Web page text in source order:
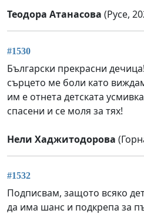
Теодора Атанасова (Русе,
#1530
Български прекрасни
сърцето ме боли като
им е отнета детската
спасени и се моля за тях!
Нели Хаджитодорова
#1532
Подписвам, защото всяко
да има шанс и подкрепа за